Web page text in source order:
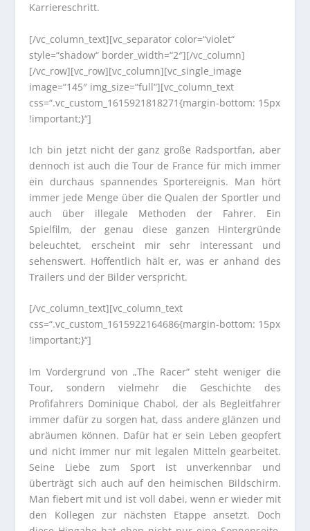
Karriereschritt.
[/vc_column_text][vc_separator color=“violet“
style=“shadow“ border_width=“2″][/vc_column]
[/vc_row][vc_row][vc_column][vc_single_image
image=“145″ img_size=“full“][vc_column_text
css=“.vc_custom_1615921818271{margin-bottom: 15px
!important;}“]
Ich bin jetzt nicht der ganz große Radsportfan, aber
dennoch ist auch die Tour de France für mich immer
ein durchaus spannendes Sportereignis. Man hört
immer jede Menge über die Qualen der Sportler und
auch über illegale Methoden der Fahrer. Ein
Spielfilm, der genau diese ganzen Hintergründe
beleuchtet, erscheint mir sehr interessant und
sehenswert. Hoffentlich hält er, was er anhand des
Trailers und der Bilder verspricht.
[/vc_column_text][vc_column_text
css=“.vc_custom_1615922164686{margin-bottom: 15px
!important;}“]
Im Vordergrund von „The Racer“ steht weniger die
Tour, sondern vielmehr die Geschichte des
Profifahrers Dominique Chabol, der als Begleitfahrer
immer dafür zu sorgen hat, dass andere glänzen und
abräumen können. Dafür hat er sein Leben geopfert
und nicht immer nur mit legalen Mitteln gearbeitet.
Seine Liebe zum Sport ist unverkennbar und
überträgt sich auch auf den heimischen Bildschirm.
Man fiebert mit und ist voll dabei, wenn er wieder mit
den Kollegen zur nächsten Etappe ansetzt. Doch